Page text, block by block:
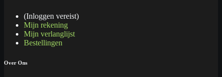
(Inloggen vereist)
Mijn rekening
Mijn verlanglijst
Bestellingen
Over Ons